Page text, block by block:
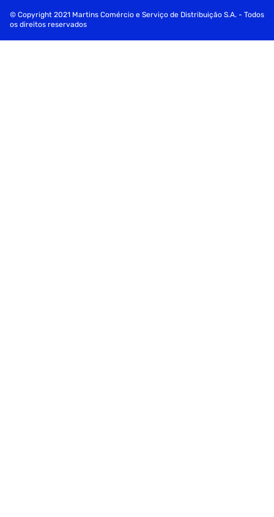
Especificações
Textura Cremosa
© Copyright 2021 Martins Comércio e Serviço de Distribuição S.A. - Todos
os direitos reservados